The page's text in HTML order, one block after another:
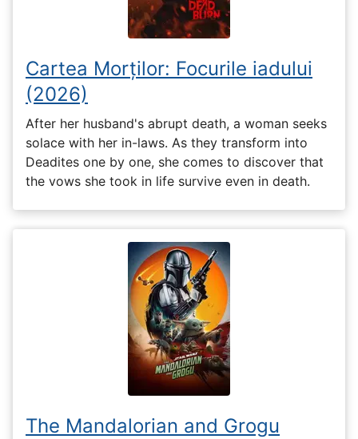
Cartea Morților: Focurile iadului
(2026)
After her husband's abrupt death, a woman seeks
solace with her in-laws. As they transform into
Deadites one by one, she comes to discover that
the vows she took in life survive even in death.
The Mandalorian and Grogu